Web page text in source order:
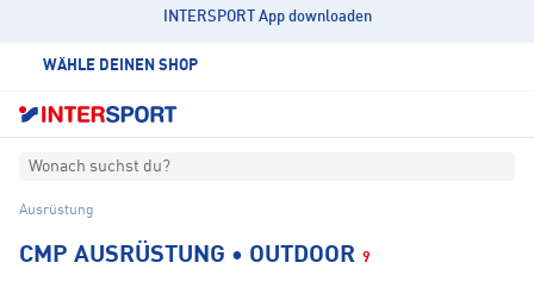
INTERSPORT App downloaden
WÄHLE DEINEN SHOP
Wonach suchst du?
Ausrüstung
CMP AUSRÜSTUNG • OUTDOOR 9